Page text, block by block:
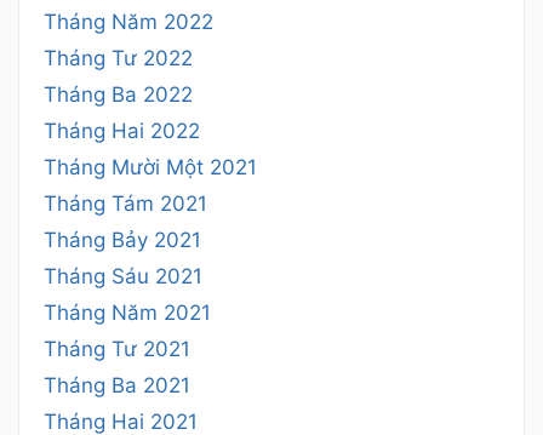
Tháng Năm 2022
Tháng Tư 2022
Tháng Ba 2022
Tháng Hai 2022
Tháng Mười Một 2021
Tháng Tám 2021
Tháng Bảy 2021
Tháng Sáu 2021
Tháng Năm 2021
Tháng Tư 2021
Tháng Ba 2021
Tháng Hai 2021